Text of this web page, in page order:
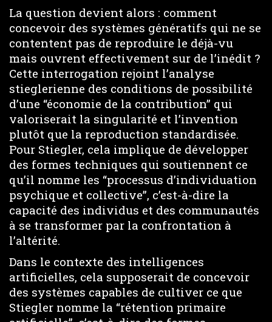
La question devient alors : comment
concevoir des systèmes génératifs qui ne se
contentent pas de reproduire le déjà-vu
mais ouvrent effectivement sur de l’inédit ?
Cette interrogation rejoint l’analyse
stieglerienne des conditions de possibilité
d’une “économie de la contribution” qui
valoriserait la singularité et l’invention
plutôt que la reproduction standardisée.
Pour Stiegler, cela implique de développer
des formes techniques qui soutiennent ce
qu’il nomme les “processus d’individuation
psychique et collective”, c’est-à-dire la
capacité des individus et des communautés
à se transformer par la confrontation à
l’altérité.
Dans le contexte des intelligences
artificielles, cela supposerait de concevoir
des systèmes capables de cultiver ce que
Stiegler nomme la “rétention primaire